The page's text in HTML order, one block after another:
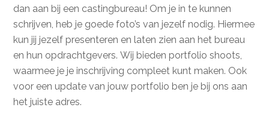
dan aan bij een castingbureau! Om je in te kunnen
schrijven, heb je goede foto’s van jezelf nodig. Hiermee
kun jij jezelf presenteren en laten zien aan het bureau
en hun opdrachtgevers. Wij bieden portfolio shoots,
waarmee je je inschrijving compleet kunt maken. Ook
voor een update van jouw portfolio ben je bij ons aan
het juiste adres.